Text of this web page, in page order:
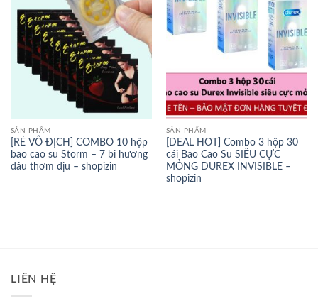
SẢN PHẨM
[RẺ VÔ ĐỊCH] COMBO 10 hộp
bao cao su Storm – 7 bi hương
dâu thơm dịu – shopizin
SẢN PHẨM
[DEAL HOT] Combo 3 hộp 30
cái Bao Cao Su SIÊU CỰC
MỎNG DUREX INVISIBLE –
shopizin
LIÊN HỆ